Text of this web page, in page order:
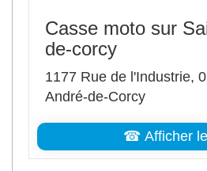
Casse moto sur
de-corcy
1177 Rue de l'Industrie,
André-de-Corcy
☎ Afficher